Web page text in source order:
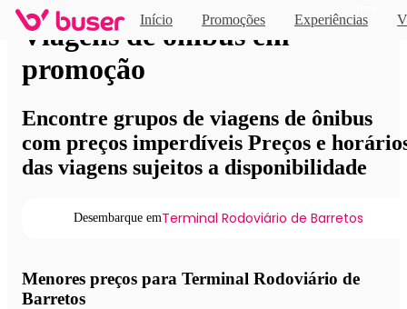
Início Promoções Experiências
Viagens de ônibus em
promoção
Encontre grupos de viagens de ônibus
com preços imperdíveis Preços e
das viagens sujeitos a disponibilidade
Desembarque emTerminal Rodoviário de Barretos
Menores preços para Terminal Rodoviário de
Barretos